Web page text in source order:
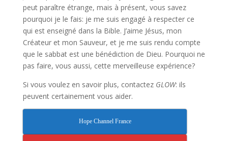
peut paraître étrange, mais à présent, vous savez
pourquoi je le fais: je me suis engagé à respecter ce
qui est enseigné dans la Bible. J’aime Jésus, mon
Créateur et mon Sauveur, et je me suis rendu compte
que le sabbat est une bénédiction de Dieu. Pourquoi ne
pas faire, vous aussi, cette merveilleuse expérience?
Si vous voulez en savoir plus, contactez GLOW: ils
peuvent certainement vous aider.
Hope Channel France